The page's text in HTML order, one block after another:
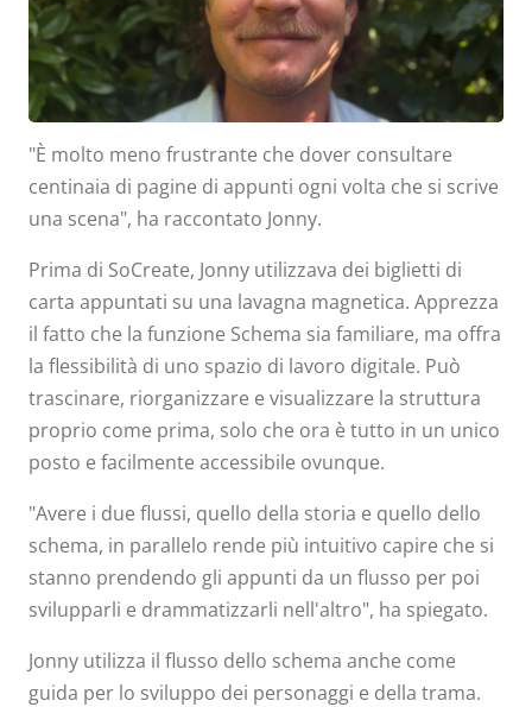
"È molto meno frustrante che dover consultare
centinaia di pagine di appunti ogni volta che si scrive
una scena", ha raccontato Jonny.
Prima di SoCreate, Jonny utilizzava dei biglietti di
carta appuntati su una lavagna magnetica. Apprezza
il fatto che la funzione Schema sia familiare, ma offra
la flessibilità di uno spazio di lavoro digitale. Può
trascinare, riorganizzare e visualizzare la struttura
proprio come prima, solo che ora è tutto in un unico
posto e facilmente accessibile ovunque.
"Avere i due flussi, quello della storia e quello dello
schema, in parallelo rende più intuitivo capire che si
stanno prendendo gli appunti da un flusso per poi
svilupparli e drammatizzarli nell'altro", ha spiegato.
Jonny utilizza il flusso dello schema anche come
guida per lo sviluppo dei personaggi e della trama.